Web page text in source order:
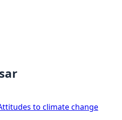
to climate change